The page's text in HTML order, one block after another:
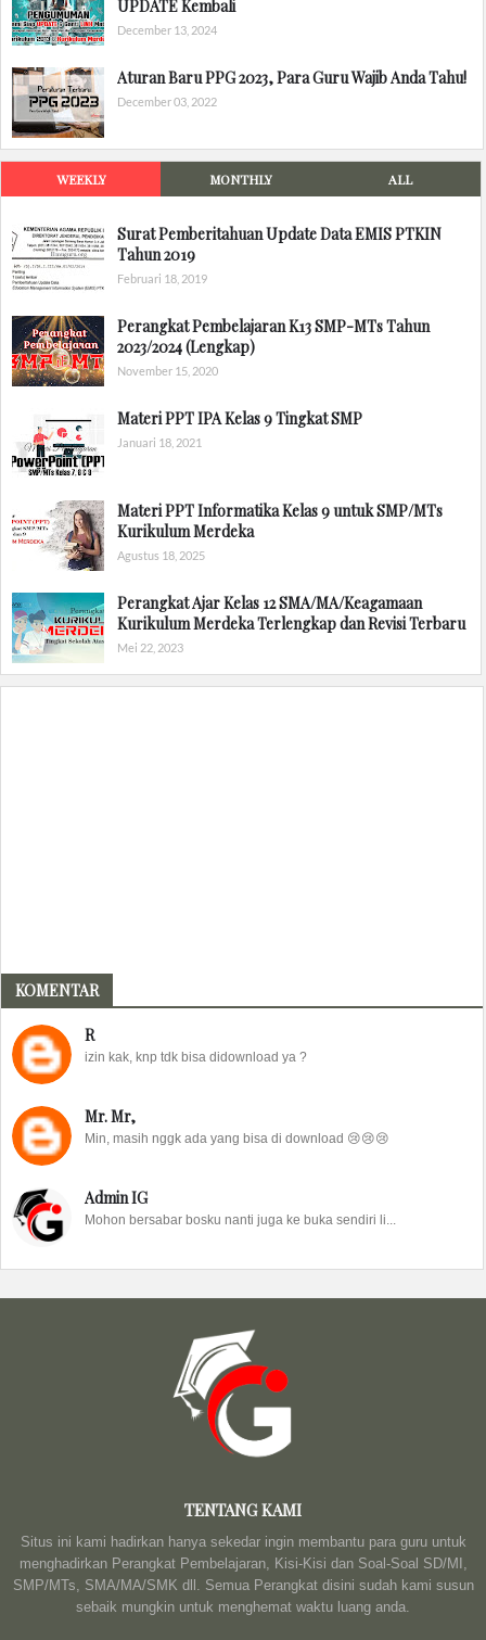
UPDATE Kembali
December 13, 2024
Aturan Baru PPG 2023, Para Guru Wajib Anda Tahu!
December 03, 2022
WEEKLY MONTHLY ALL
Surat Pemberitahuan Update Data EMIS PTKIN
Tahun 2019
Februari 18, 2019
Perangkat Pembelajaran K13 SMP-MTs Tahun
2023/2024 (Lengkap)
November 15, 2020
Materi PPT IPA Kelas 9 Tingkat SMP
Januari 18, 2021
Materi PPT Informatika Kelas 9 untuk SMP/MTs
Kurikulum Merdeka
Agustus 18, 2025
Perangkat Ajar Kelas 12 SMA/MA/Keagamaan
Kurikulum Merdeka Terlengkap dan Revisi Terbaru
Mei 22, 2023
KOMENTAR
R
izin kak, knp tdk bisa didownload ya ?
Mr. Mr,
Min, masih nggk ada yang bisa di download 😢😢😢
Admin IG
Mohon bersabar bosku nanti juga ke buka sendiri li...
TENTANG KAMI
Situs ini kami hadirkan hanya sekedar ingin membantu para guru untuk
menghadirkan Perangkat Pembelajaran, Kisi-Kisi dan Soal-Soal SD/MI,
SMP/MTs, SMA/MA/SMK dll. Semua Perangkat disini sudah kami susun
sebaik mungkin untuk menghemat waktu luang anda.